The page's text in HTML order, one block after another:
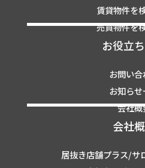
賃貸物件を
売買物件を
お役立
お問い合
お知ら
会社概
会社
居抜き店舗プラス/サ